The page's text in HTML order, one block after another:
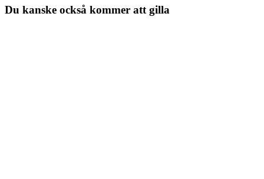
Du kanske också kommer att gilla